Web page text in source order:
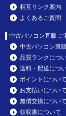
相互リンク案内
よくあるご質問
中古パソコン直販 ご
中古パソコン直
品質ランクにつ
送料・配送につ
ポイントについて
お支払いについて
無償交換について
領収書について